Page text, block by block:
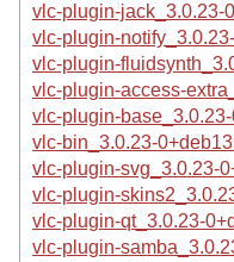
vlc-plugin-jack_3.0.23-
vlc-plugin-
vlc-plugin-
vlc-plugin-access-
vlc-plugin-
vlc-bin_3.0.23-
vlc-plugin-svg_3.0.23-
vlc-plugin-
vlc-plugin-qt_3.0.23-
vlc-plugin-